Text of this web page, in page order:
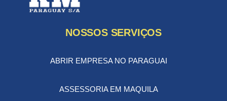
NOSSOS SERVIÇOS
ABRIR EMPRESA NO PARAGUAI
ASSESSORIA EM MAQUILA